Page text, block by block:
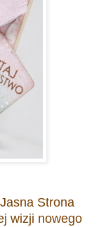
Strona
wizji nowego